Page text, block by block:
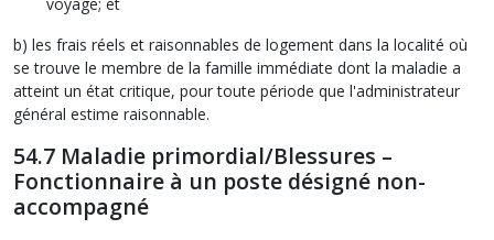
b) les frais réels et raisonnables de logement dans la localité où
se trouve le membre de la famille immédiate dont la maladie a
atteint un état critique, pour toute période que l'administrateur
général estime raisonnable.
54.7 Maladie primordial/Blessures –
Fonctionnaire à un poste désigné non-
accompagné